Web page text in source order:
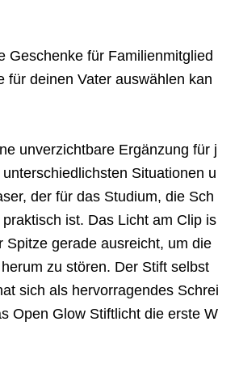
Geschenke für Familienmitglied
für deinen Vater auswählen kan
unverzichtbare Ergänzung für j
Situationen u
der für das Studium, die Sch
ist. Das Licht am Clip is
gerade ausreicht, um die
zu stören. Der Stift selbst
sich als hervorragendes Schrei
Open Glow Stiftlicht die erste W